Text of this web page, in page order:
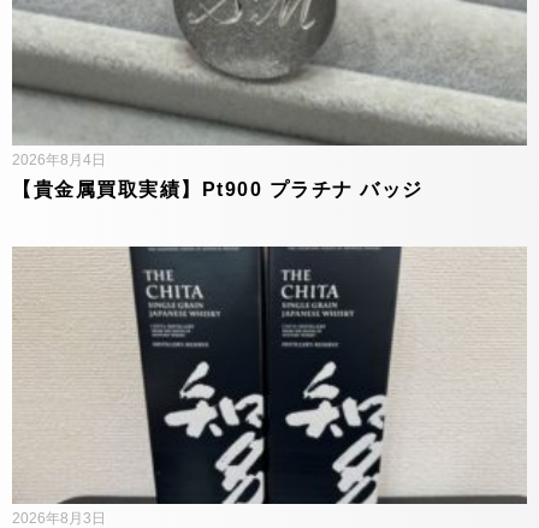
【貴金属買取実績】Pt900 プラチナ バッジ
2026年8月4日
2026年8月3日